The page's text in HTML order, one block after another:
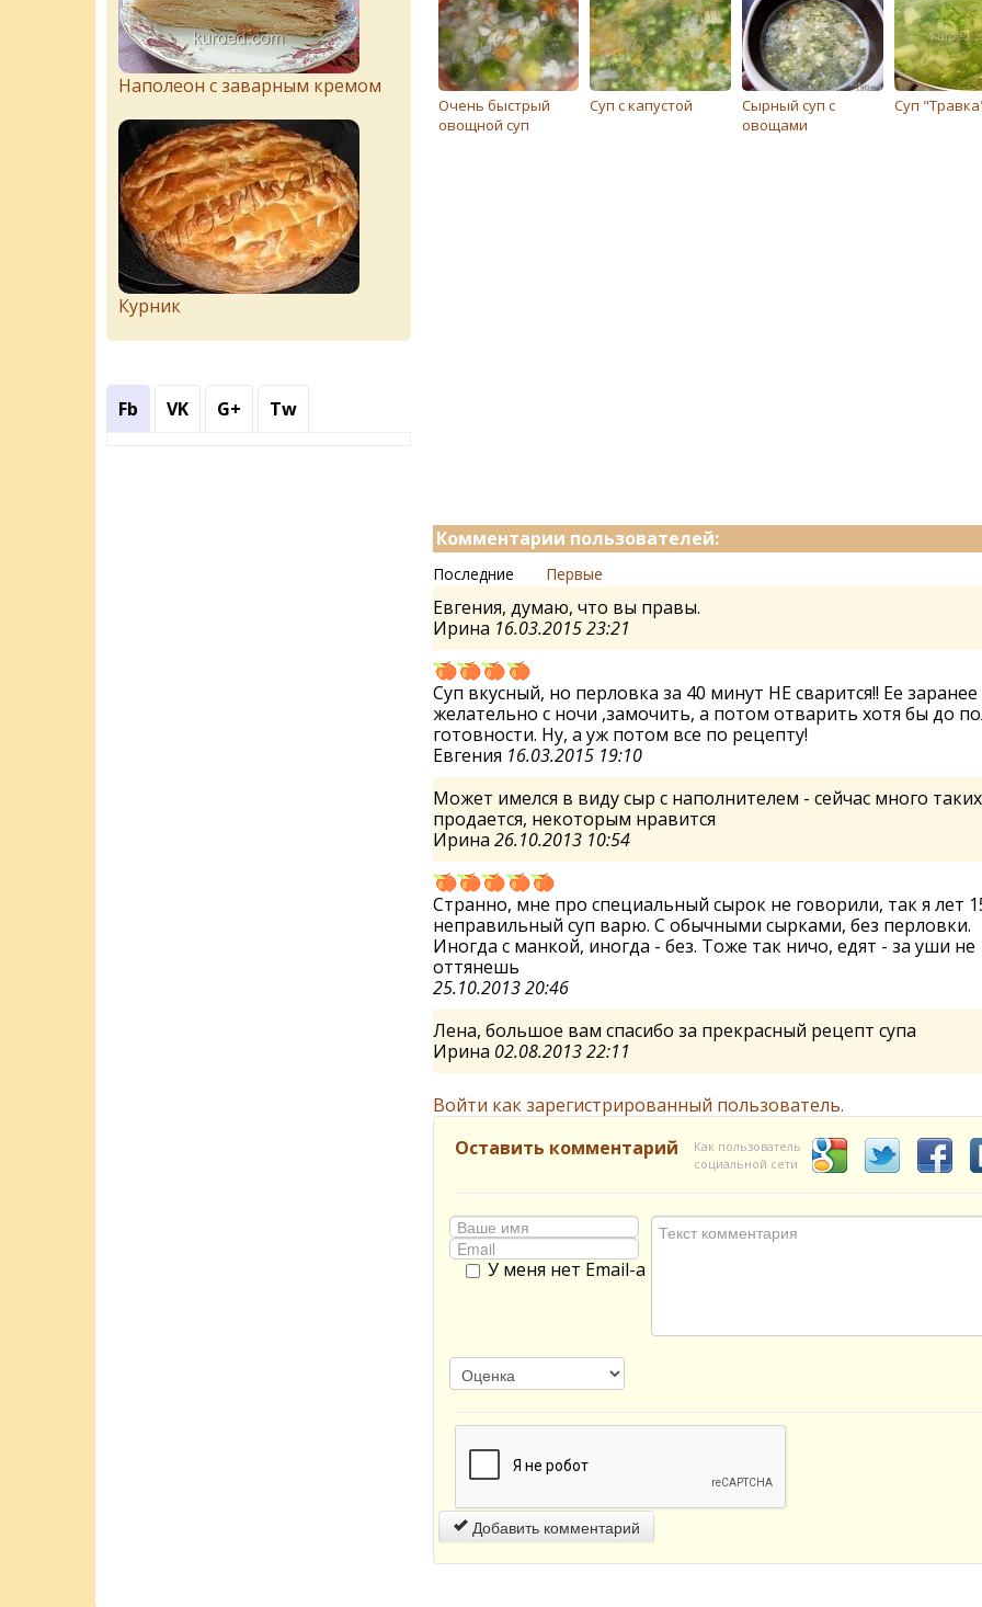
Очень быстрый
овощной суп
Суп с капустой
Сырный суп с
овощами
Суп
Комментарии пользователей:
Последние Первые
Евгения, думаю, что вы правы.
Ирина 16.03.2015 23:21
Суп вкусный, но перловка за 40 минут НЕ сварится!! Ее заранее
желательно с ночи ,замочить, а потом отварить хотя бы до
готовности. Ну, а уж потом все по рецепту!
Евгения 16.03.2015 19:10
Может имелся в виду сыр с наполнителем - сейчас много таких
продается, некоторым нравится
Ирина 26.10.2013 10:54
Странно, мне про специальный сырок не говорили, так я лет
неправильный суп варю. С обычными сырками, без перловки.
Иногда с манкой, иногда - без. Тоже так ничо, едят - за уши не
оттянешь
25.10.2013 20:46
Лена, большое вам спасибо за прекрасный рецепт супа
Ирина 02.08.2013 22:11
Войти как зарегистрированный пользователь.
Оставить комментарий
Как пользователь
социальной сети
У меня нет Email-а
Добавить комментарий
Наполеон с заварным кремом
Курник
Fb VK G+ Tw